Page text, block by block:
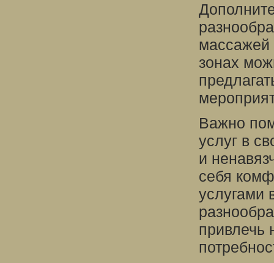
массажей
зонах
Важно
услуг в
и
себя
услугами
привлечь